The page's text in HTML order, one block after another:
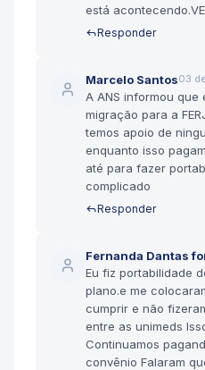
está
Responder
Marcelo Santos03
A ANS informou que
migração para a
temos apoio de
enquanto isso
até para fazer
complicado
Responder
Fernanda Dantas
Eu fiz portabilidade
plano.e me
cumprir e não
entre as unimeds
Continuamos
convênio Falaram